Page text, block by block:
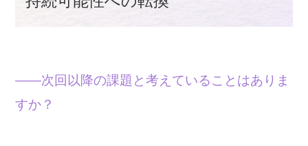
——次回以降の課題と考えていることはありま
すか？